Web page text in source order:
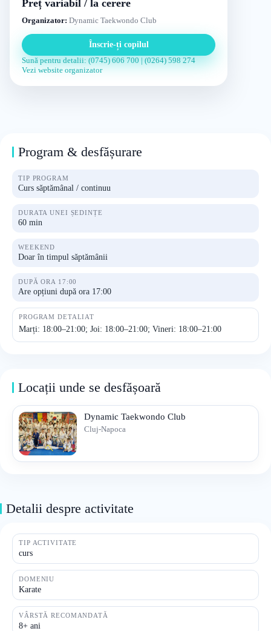
Preț variabil / la cerere
Organizator: Dynamic Taekwondo Club
Înscrie-ți copilul
Sună pentru detalii: (0745) 606 700 | (0264) 598 274
Vezi website organizator
Program & desfășurare
TIP PROGRAM
Curs săptămânal / continuu
DURATA UNEI ȘEDINȚE
60 min
WEEKEND
Doar în timpul săptămânii
DUPĂ ORA 17:00
Are opțiuni după ora 17:00
PROGRAM DETALIAT
Marți: 18:00–21:00; Joi: 18:00–21:00; Vineri: 18:00–21:00
Locații unde se desfășoară
Dynamic Taekwondo Club
Cluj-Napoca
Detalii despre activitate
TIP ACTIVITATE
curs
DOMENIU
Karate
VÂRSTĂ RECOMANDATĂ
8+ ani